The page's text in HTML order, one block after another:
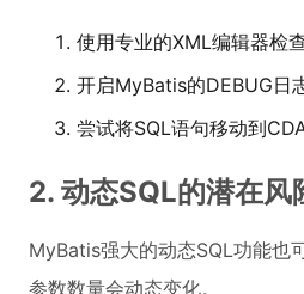
使用专业的XML编辑器检
开启MyBatis的DEBUG日
尝试将SQL语句移动到
2. 动态SQL的潜在风
MyBatis强大的动态SQL功能
参数数量会动态变化。